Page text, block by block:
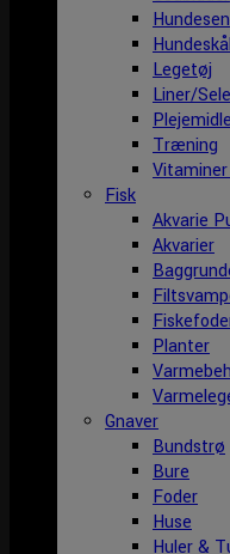
Legetøj
Liner/
Træning
Fisk
Akvarie
Akvarier
Planter
Gnaver
Bundstrø
Bure
Foder
Huse
Huler &